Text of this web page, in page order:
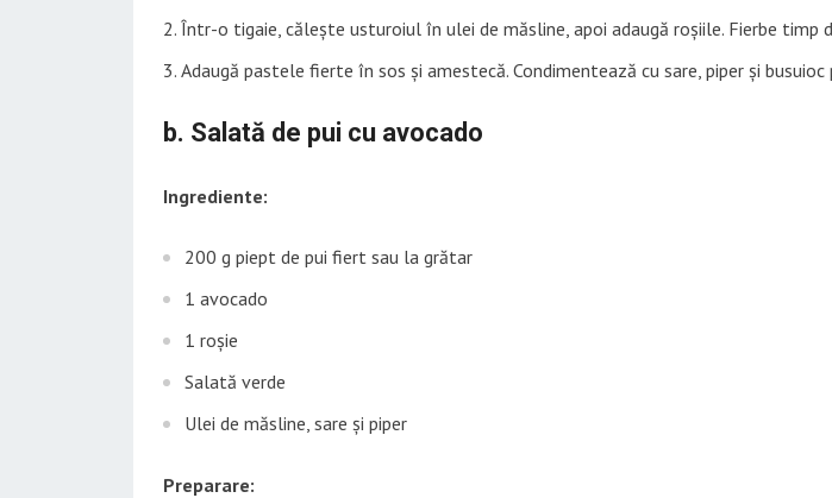
Într-o tigaie, călește usturoiul în ulei de măsline, apoi adaugă roșiile. Fierbe timp
Adaugă pastele fierte în sos și amestecă. Condimentează cu sare, piper și busuioc
b. Salată de pui cu avocado
Ingrediente:
200 g piept de pui fiert sau la grătar
1 avocado
1 roșie
Salată verde
Ulei de măsline, sare și piper
Preparare: